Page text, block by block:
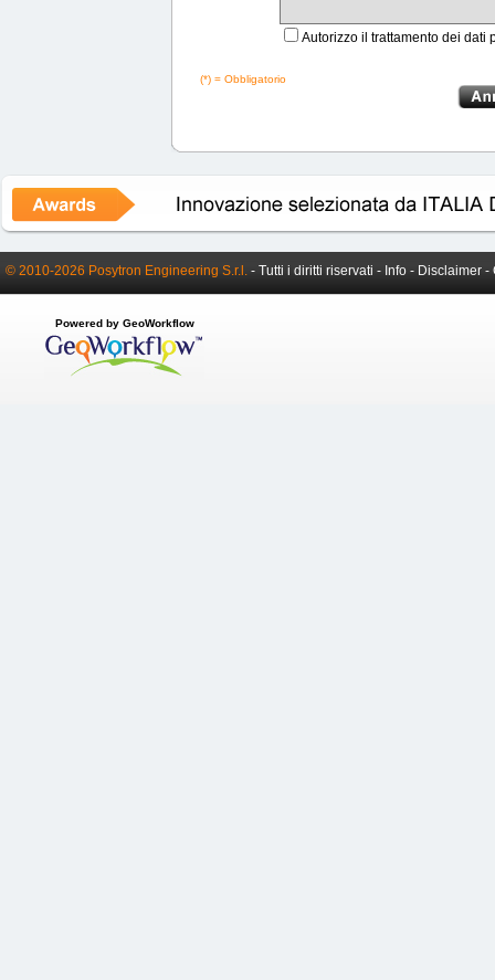
Autorizzo il trattamento dei dati
(*) = Obbligatorio
© 2010-2026 Posytron Engineering S.r.l. - Tutti i diritti riservati - Info - Disclaimer -
Powered by GeoWorkflow